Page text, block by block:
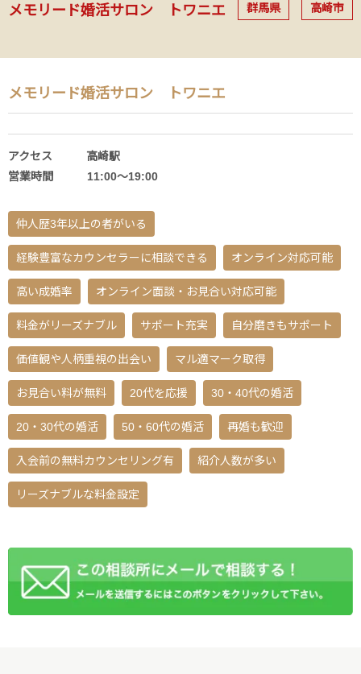
メモリード婚活サロン トワニエ 群馬県 高崎市
メモリード婚活サロン トワニエ
アクセス 高崎駅
営業時間 11:00～19:00
仲人歴3年以上の者がいる
経験豊富なカウンセラーに相談できる オンライン対応可能
高い成婚率 オンライン面談・お見合い対応可能
料金がリーズナブル サポート充実 自分磨きもサポート
価値観や人柄重視の出会い マル適マーク取得
お見合い料が無料 20代を応援 30・40代の婚活
20・30代の婚活 50・60代の婚活 再婚も歓迎
入会前の無料カウンセリング有 紹介人数が多い
リーズナブルな料金設定